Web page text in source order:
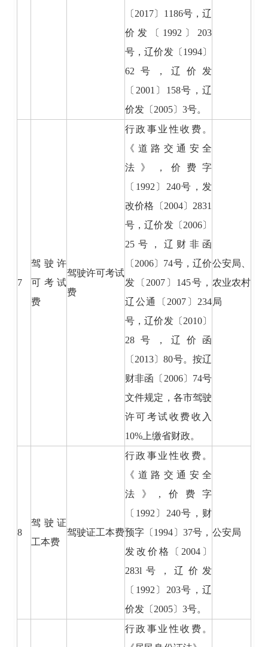
〔2017〕1186号，辽
价发〔1992〕203
号，辽价发〔1994〕
62号，辽价发
〔2001〕158号，辽
价发〔2005〕3号。
7
驾驶许
可考试
费
驾驶许可考试
费
行政事业性收费。
《道路交通安全
法》，价费字
〔1992〕240号，发
改价格〔2004〕2831
号，辽价发〔2006〕
25号，辽财非函
〔2006〕74号，辽价
发〔2007〕145号，
辽公通〔2007〕234
号，辽价发〔2010〕
28号，辽价函
〔2013〕80号。按辽
财非函〔2006〕74号
文件规定，各市驾驶
许可考试收费收入
10%上缴省财政。
公安局、
农业农村
局
8
驾驶证
工本费
驾驶证工本费
行政事业性收费。
《道路交通安全
法》,价费字
〔1992〕240号，财
预字〔1994〕37号，
发改价格〔2004〕
283l号，辽价发
〔1992〕203号，辽
价发〔2005〕3号。
公安局
行政事业性收费。